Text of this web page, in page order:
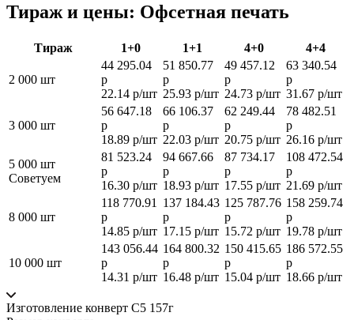
Тираж и цены: Офсетная печать
Тираж 1+0 1+1 4+0 4+4
2 000 шт
44 295.04
р
22.14 р/шт
51 850.77
р
25.93 р/шт
49 457.12
р
24.73 р/шт
63 340.54
р
31.67 р/шт
3 000 шт
56 647.18
р
18.89 р/шт
66 106.37
р
22.03 р/шт
62 249.44
р
20.75 р/шт
78 482.51
р
26.16 р/шт
5 000 шт
Советуем
81 523.24
р
16.30 р/шт
94 667.66
р
18.93 р/шт
87 734.17
р
17.55 р/шт
108 472.54
р
21.69 р/шт
8 000 шт
118 770.91
р
14.85 р/шт
137 184.43
р
17.15 р/шт
125 787.76
р
15.72 р/шт
158 259.74
р
19.78 р/шт
10 000 шт
143 056.44
р
14.31 р/шт
164 800.32
р
16.48 р/шт
150 415.65
р
15.04 р/шт
186 572.55
р
18.66 р/шт
Изготовление конверт С5 157г